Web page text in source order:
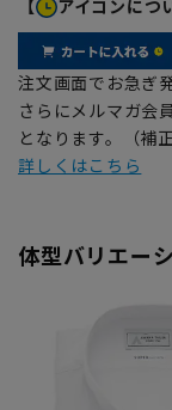
【 アイコンにつ
注文画面でお急ぎ
さらにメルマガ会
となります。（補
詳しくはこちら
体型バリエー